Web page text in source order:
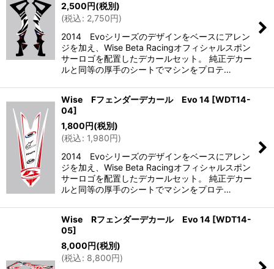
2,500円(税別)
(税込: 2,750円)
2014 Evoシリーズのデザインをベースにアレン
ジを加え、Wise Beta Racingオフィシャルスポン
サーロゴを配置したデカールセット。 純正デカー
ルと同等の厚手のシートでマシンをプロテ…
Wise Fフェンダーデカール Evo 14 [WDT14-
04]
1,800円(税別)
(税込: 1,980円)
2014 Evoシリーズのデザインをベースにアレン
ジを加え、Wise Beta Racingオフィシャルスポン
サーロゴを配置したデカールセット。 純正デカー
ルと同等の厚手のシートでマシンをプロテ…
Wise Rフェンダーデカール Evo 14 [WDT14-
05]
8,000円(税別)
(税込: 8,800円)